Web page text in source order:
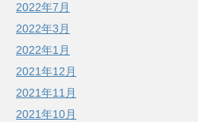
2022年7月
2022年3月
2022年1月
2021年12月
2021年11月
2021年10月